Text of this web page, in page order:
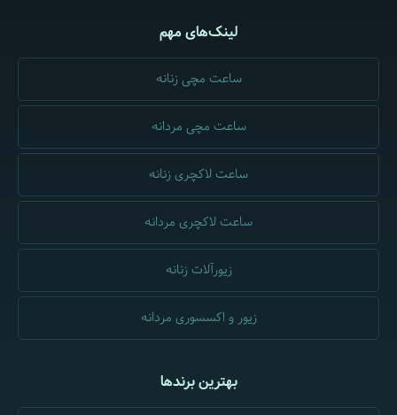
لینک‌های مهم
ساعت مچی زنانه
ساعت مچی مردانه
ساعت لاکچری زنانه
ساعت لاکچری مردانه
زیورآلات زنانه
زیور و اکسسوری مردانه
بهترین برندها